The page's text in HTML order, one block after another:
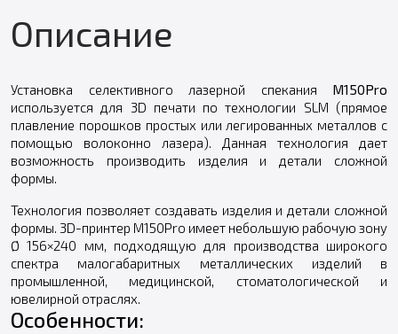
Описание
Установка селективного лазерной спекания M150Pro
используется для 3D печати по технологии SLМ (прямое
плавление порошков простых или легированных металлов с
помощью волоконно лазера). Данная технология дает
возможность производить изделия и детали сложной
формы.
Технология позволяет создавать изделия и детали сложной
формы. 3D-принтер M150Pro имеет небольшую рабочую зону
Ø 156×240 мм, подходящую для производства широкого
спектра малогабаритных металлических изделий в
промышленной, медицинской, стоматологической и
ювелирной отраслях.
Особенности: